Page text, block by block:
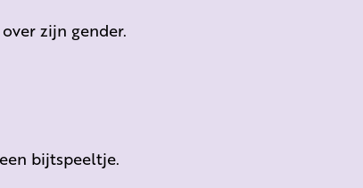
zijn gender.
bijtspeeltje.